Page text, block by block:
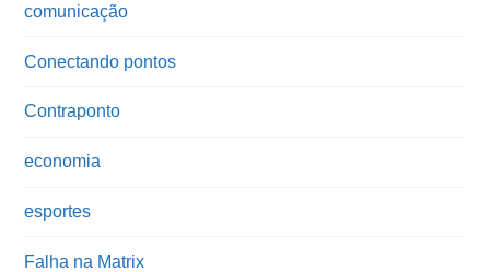
comunicação
Conectando pontos
Contraponto
economia
esportes
Falha na Matrix